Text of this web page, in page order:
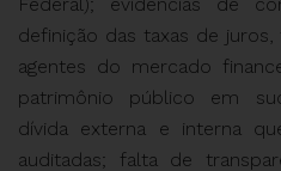
definição das taxas de
agentes do mercado
patrimônio público em
dívida externa e interna
auditadas; falta de